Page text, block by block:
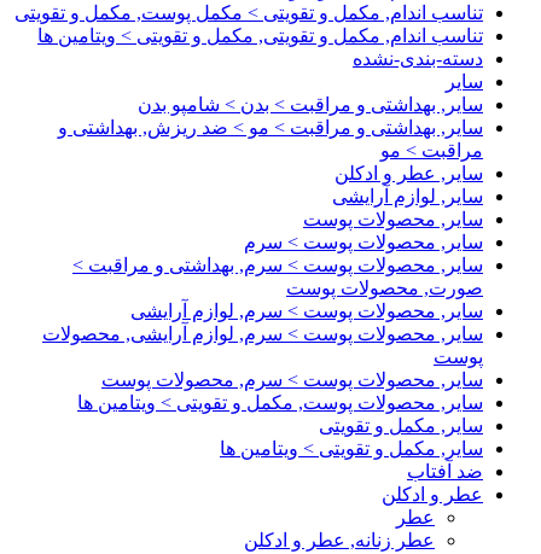
تناسب اندام, مکمل و تقویتی > مکمل پوست, مکمل و تقویتی
تناسب اندام, مکمل و تقویتی, مکمل و تقویتی > ویتامین ها
دسته-بندی-نشده
سایر
سایر, بهداشتی و مراقبت > بدن > شامپو بدن
سایر, بهداشتی و مراقبت > مو > ضد ریزش, بهداشتی و
مراقبت > مو
سایر, عطر و ادکلن
سایر, لوازم آرایشی
سایر, محصولات پوست
سایر, محصولات پوست > سرم
سایر, محصولات پوست > سرم, بهداشتی و مراقبت >
صورت, محصولات پوست
سایر, محصولات پوست > سرم, لوازم آرایشی
سایر, محصولات پوست > سرم, لوازم آرایشی, محصولات
پوست
سایر, محصولات پوست > سرم, محصولات پوست
سایر, محصولات پوست, مکمل و تقویتی > ویتامین ها
سایر, مکمل و تقویتی
سایر, مکمل و تقویتی > ویتامین ها
ضد آفتاب
عطر و ادکلن
عطر
عطر زنانه, عطر و ادکلن